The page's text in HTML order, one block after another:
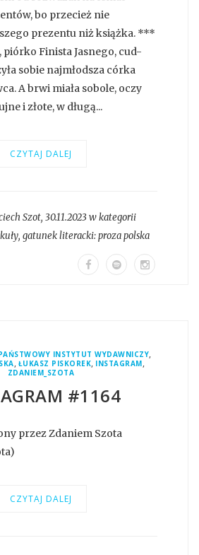
bo przecież nie
prezentu niż książka. ***
piórko Finista Jasnego, cud-
sobie najmłodsza córka
A brwi miała sobole, oczy
i złote, w długą...
CZYTAJ DALEJ
Szot, 30.11.2023 w kategorii
, gatunek literacki:proza polska
INSTYTUT WYDAWNICZY,
, ŁUKASZ PISKOREK, INSTAGRAM,
ZDANIEM_SZOTA
#1164
przez Zdaniem Szota
CZYTAJ DALEJ